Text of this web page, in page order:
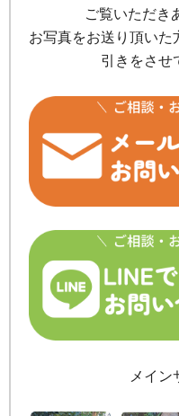
ご覧いただき
お写真をお送り頂い
引きをさせ
メイン